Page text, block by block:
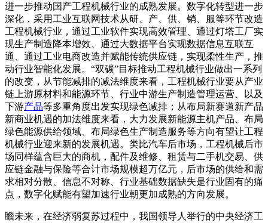
进一步推动国产工程机械行业的成熟发展。数字化转型进一步
深化，采用工业互联网技术从研、产、供、销、服等环节改造
工程机械行业，通过工业软件实现高效管理、通过灯塔工厂实
现生产制造降本增效、通过大数据平台实现数据信息互联互
通、通过工业电商改造并赋能传统供应链，实现柔性生产，推
动行业智能化发展。“双碳”目标推动工程机械行业做出一系列
的改变，从节能减排的减法维度来看，工程机械行业要从产业
链上游原材料和能源环节、行业中游生产制造管理运营、以及
下游产品等多重角度出发实现绿色减排；从布局新赛道新产品
新商业机遇的加法维度来看，大力发展新能源主机产品、布局
绿色能源供给领域、布局绿色生产制造服务等方向有望让工程
机械行业迎来新的发展机遇。类比汽车后市场，工程机械后市
场同样蕴含巨大的商机，配件及维修、租赁与二手机交易、供
应链金融与保险等合计市场规模超万亿元，后市场的供给和需
求相对分散、信息不对称、行业基础数据缺失是行业固有的痛
点，数字化赋能有望加速行业朝更加成熟的方向发展。
瞻未来，在经济弱复苏过程中，我国领导人举行的中央经济工